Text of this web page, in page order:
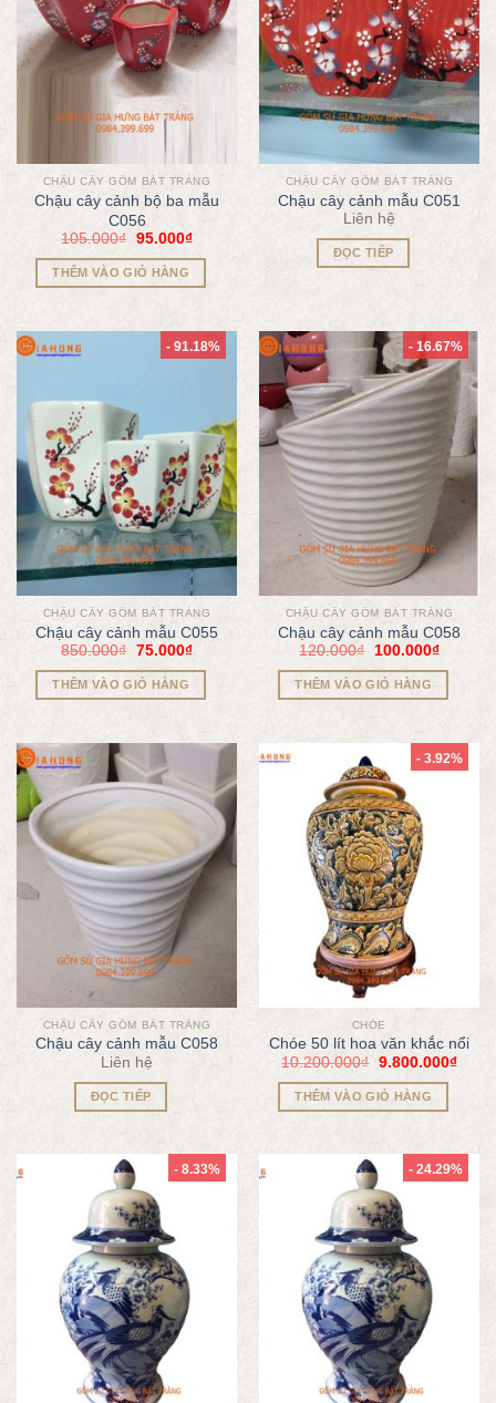
CHẬU CÂY GỐM BÁT TRÀNG
Chậu cây cảnh bộ ba mẫu
C056
105.000₫ 95.000₫
THÊM VÀO GIỎ HÀNG
CHẬU CÂY GỐM BÁT TRÀNG
Chậu cây cảnh mẫu C051
Liên hệ
ĐỌC TIẾP
- 91.18%
CHẬU CÂY GỐM BÁT TRÀNG
Chậu cây cảnh mẫu C055
850.000₫ 75.000₫
THÊM VÀO GIỎ HÀNG
- 16.67%
CHẬU CÂY GỐM BÁT TRÀNG
Chậu cây cảnh mẫu C058
120.000₫ 100.000₫
THÊM VÀO GIỎ HÀNG
CHẬU CÂY GỐM BÁT TRÀNG
Chậu cây cảnh mẫu C058
Liên hệ
ĐỌC TIẾP
- 3.92%
CHÓE
Chóe 50 lít hoa văn khắc nổi
10.200.000₫ 9.800.000₫
THÊM VÀO GIỎ HÀNG
- 8.33% - 24.29%